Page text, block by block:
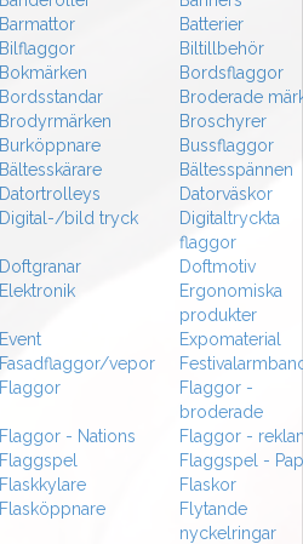
Barmattor
Batterier
Bilflaggor
Biltillbehör
Bokmärken
Bordsflaggor
Bordsstandar
Broderade
Brodyrmärken
Broschyrer
Burköppnare
Bussflaggor
Bältesskärare
Bältesspännen
Datortrolleys
Datorväskor
Digital-/bild tryck
Digitaltryckta
flaggor
Doftgranar
Doftmotiv
Elektronik
Ergonomiska
produkter
Event
Expomaterial
Fasadflaggor/vepor
Flaggor
Flaggor -
broderade
Flaggor - Nations
Flaggor -
Flaggspel
Flaggspel -
Flaskkylare
Flaskor
Flasköppnare
Flytande
nyckelringar